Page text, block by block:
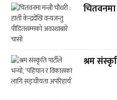
चितवनमा
श्रम